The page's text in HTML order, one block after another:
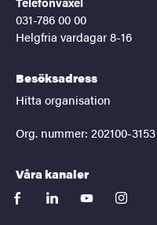
031-786 00 00
Helgfria vardagar 8-16
Besöksadress
Hitta organisation
Org. nummer: 202100-3153
Våra kanaler
facebooklinkedinyoutubeinstagram